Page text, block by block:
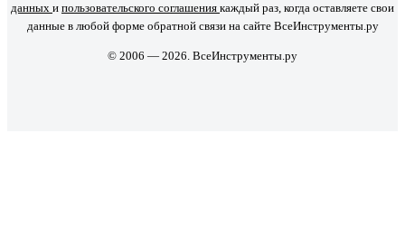
данных и пользовательского соглашения каждый раз, когда оставляете свои
данные в любой форме обратной связи на сайте ВсеИнструменты.ру
© 2006 — 2026. ВсеИнструменты.ру